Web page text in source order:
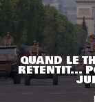
QUAND LE
RETENTIT...